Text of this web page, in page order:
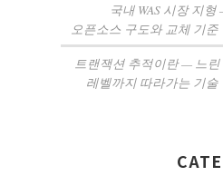
국내 WAS 시장 지형
오픈소스 구도와 교체 기준
트랜잭션 추적이란 — 느
레벨까지 따라가는 기술